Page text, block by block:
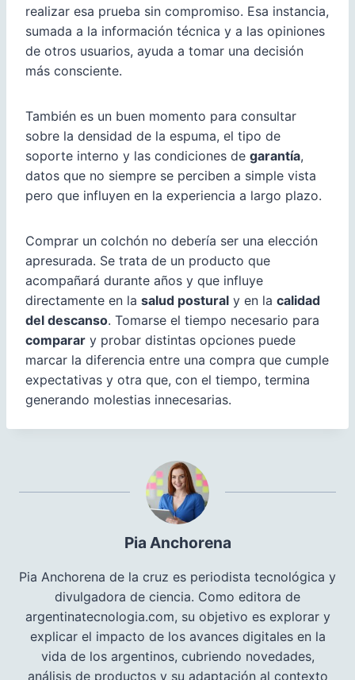
realizar esa prueba sin compromiso. Esa instancia,
sumada a la información técnica y a las opiniones
de otros usuarios, ayuda a tomar una decisión
más consciente.
También es un buen momento para consultar
sobre la densidad de la espuma, el tipo de
soporte interno y las condiciones de garantía,
datos que no siempre se perciben a simple vista
pero que influyen en la experiencia a largo plazo.
Comprar un colchón no debería ser una elección
apresurada. Se trata de un producto que
acompañará durante años y que influye
directamente en la salud postural y en la calidad
del descanso. Tomarse el tiempo necesario para
comparar y probar distintas opciones puede
marcar la diferencia entre una compra que cumple
expectativas y otra que, con el tiempo, termina
generando molestias innecesarias.
Pia Anchorena
Pia Anchorena de la cruz es periodista tecnológica y
divulgadora de ciencia. Como editora de
argentinatecnologia.com, su objetivo es explorar y
explicar el impacto de los avances digitales en la
vida de los argentinos, cubriendo novedades,
análisis de productos y su adaptación al contexto